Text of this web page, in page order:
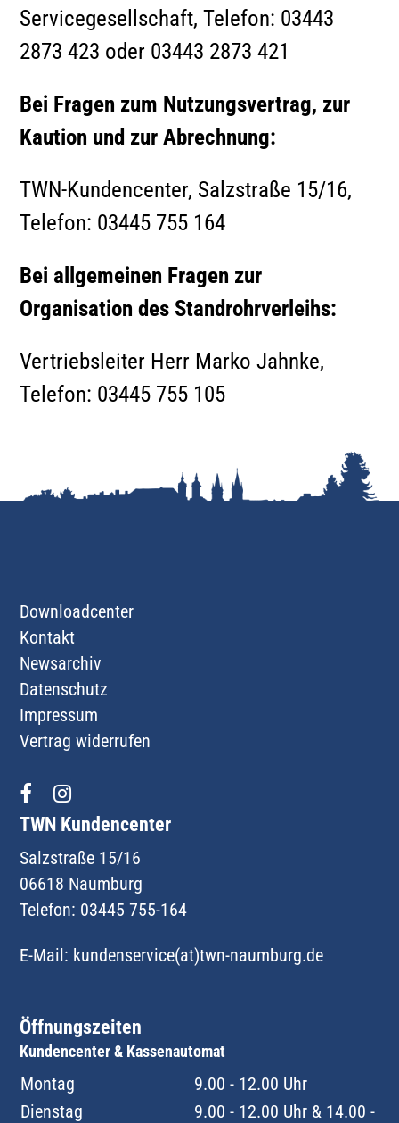
Servicegesellschaft, Telefon: 03443
2873 423 oder 03443 2873 421
Bei Fragen zum Nutzungsvertrag, zur
Kaution und zur Abrechnung:
TWN-Kundencenter, Salzstraße 15/16,
Telefon: 03445 755 164
Bei allgemeinen Fragen zur
Organisation des Standrohrverleihs:
Vertriebsleiter Herr Marko Jahnke,
Telefon: 03445 755 105
Downloadcenter
Kontakt
Newsarchiv
Datenschutz
Impressum
Vertrag widerrufen
TWN Kundencenter
Salzstraße 15/16
06618 Naumburg
Telefon: 03445 755-164
E-Mail: kundenservice(at)twn-naumburg.de
Öffnungszeiten
Kundencenter & Kassenautomat
Montag
9.00 - 12.00 Uhr
Dienstag
9.00 - 12.00 Uhr & 14.00 -